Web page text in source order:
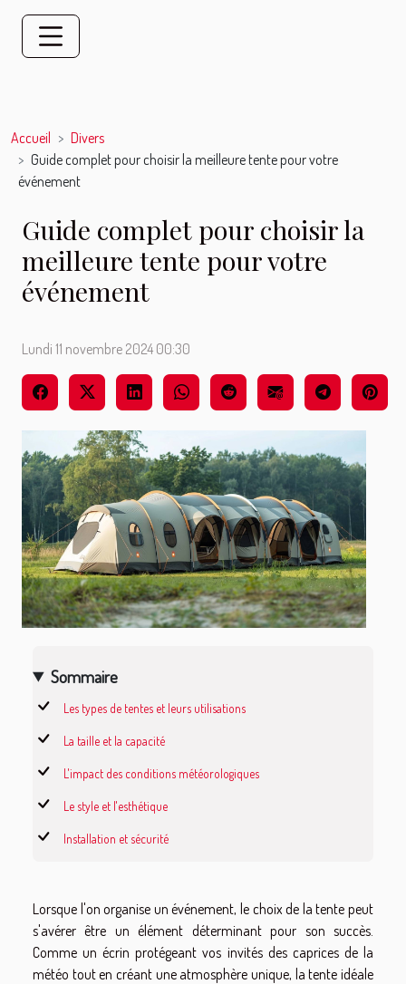
Accueil
Divers
Guide complet pour choisir la meilleure tente pour votre
événement
Guide complet pour choisir la
meilleure tente pour votre
événement
Lundi 11 novembre 2024 00:30
Sommaire
Les types de tentes et leurs utilisations
La taille et la capacité
L'impact des conditions météorologiques
Le style et l'esthétique
Installation et sécurité
Lorsque l'on organise un événement, le choix de la tente peut
s'avérer être un élément déterminant pour son succès.
Comme un écrin protégeant vos invités des caprices de la
météo tout en créant une atmosphère unique, la tente idéale